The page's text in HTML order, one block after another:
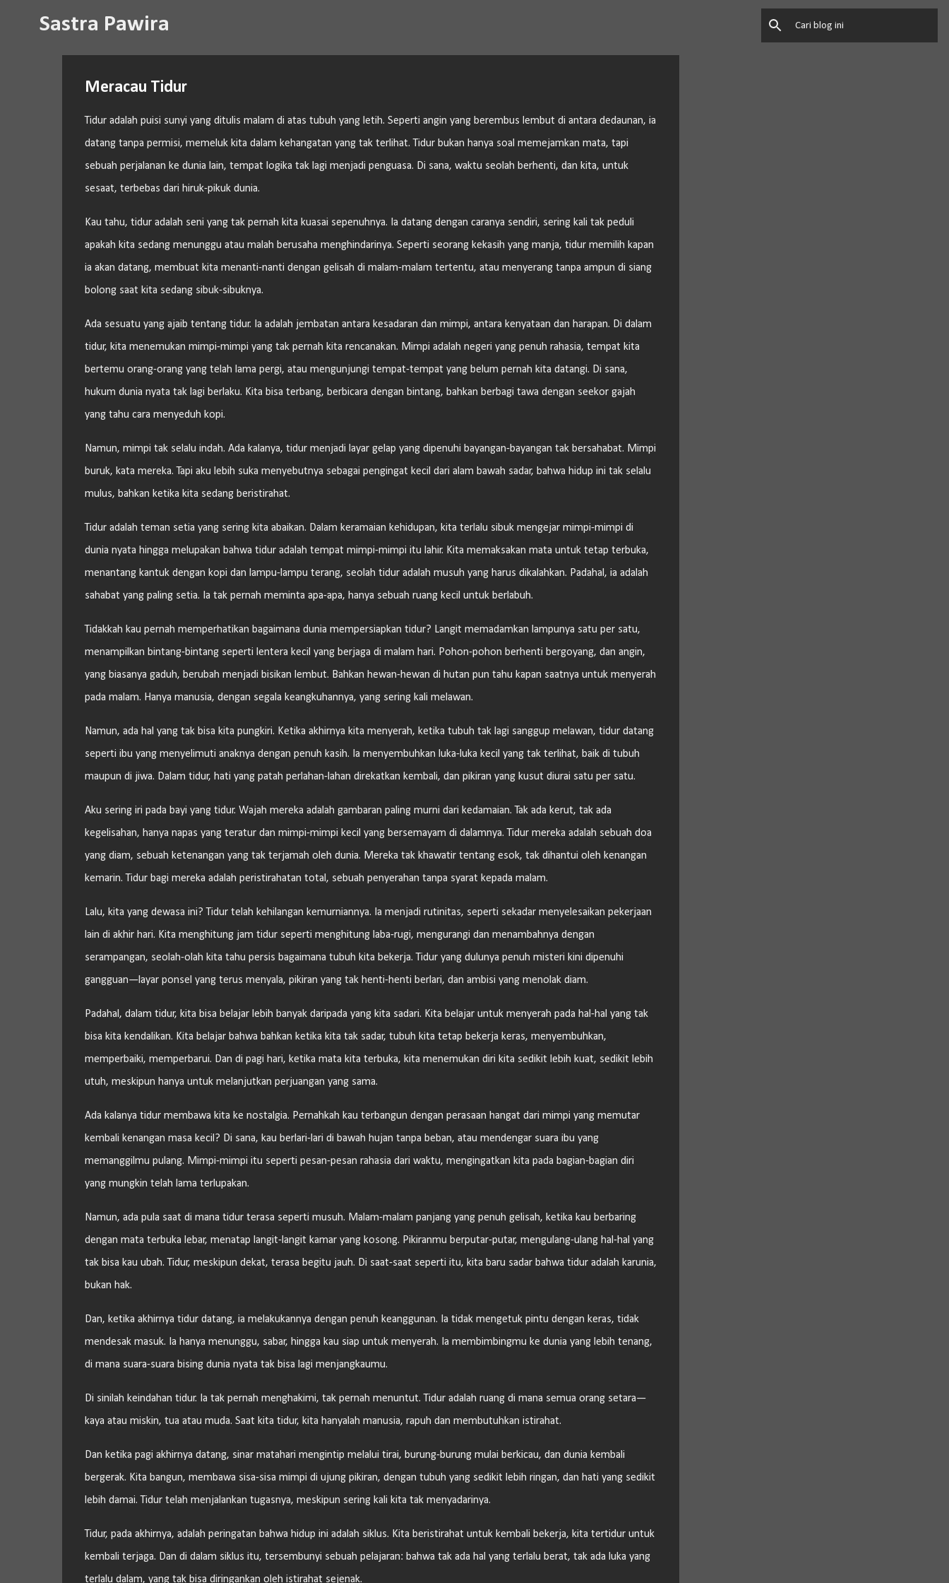
Sastra Pawira
Meracau Tidur
Tidur adalah puisi sunyi yang ditulis malam di atas tubuh yang letih. Seperti angin yang berembus lembut di antara dedaunan, ia
datang tanpa permisi, memeluk kita dalam kehangatan yang tak terlihat. Tidur bukan hanya soal memejamkan mata, tapi
sebuah perjalanan ke dunia lain, tempat logika tak lagi menjadi penguasa. Di sana, waktu seolah berhenti, dan kita, untuk
sesaat, terbebas dari hiruk-pikuk dunia.
Kau tahu, tidur adalah seni yang tak pernah kita kuasai sepenuhnya. Ia datang dengan caranya sendiri, sering kali tak peduli
apakah kita sedang menunggu atau malah berusaha menghindarinya. Seperti seorang kekasih yang manja, tidur memilih kapan
ia akan datang, membuat kita menanti-nanti dengan gelisah di malam-malam tertentu, atau menyerang tanpa ampun di siang
bolong saat kita sedang sibuk-sibuknya.
Ada sesuatu yang ajaib tentang tidur. Ia adalah jembatan antara kesadaran dan mimpi, antara kenyataan dan harapan. Di dalam
tidur, kita menemukan mimpi-mimpi yang tak pernah kita rencanakan. Mimpi adalah negeri yang penuh rahasia, tempat kita
bertemu orang-orang yang telah lama pergi, atau mengunjungi tempat-tempat yang belum pernah kita datangi. Di sana,
hukum dunia nyata tak lagi berlaku. Kita bisa terbang, berbicara dengan bintang, bahkan berbagi tawa dengan seekor gajah
yang tahu cara menyeduh kopi.
Namun, mimpi tak selalu indah. Ada kalanya, tidur menjadi layar gelap yang dipenuhi bayangan-bayangan tak bersahabat. Mimpi
buruk, kata mereka. Tapi aku lebih suka menyebutnya sebagai pengingat kecil dari alam bawah sadar, bahwa hidup ini tak selalu
mulus, bahkan ketika kita sedang beristirahat.
Tidur adalah teman setia yang sering kita abaikan. Dalam keramaian kehidupan, kita terlalu sibuk mengejar mimpi-mimpi di
dunia nyata hingga melupakan bahwa tidur adalah tempat mimpi-mimpi itu lahir. Kita memaksakan mata untuk tetap terbuka,
menantang kantuk dengan kopi dan lampu-lampu terang, seolah tidur adalah musuh yang harus dikalahkan. Padahal, ia adalah
sahabat yang paling setia. Ia tak pernah meminta apa-apa, hanya sebuah ruang kecil untuk berlabuh.
Tidakkah kau pernah memperhatikan bagaimana dunia mempersiapkan tidur? Langit memadamkan lampunya satu per satu,
menampilkan bintang-bintang seperti lentera kecil yang berjaga di malam hari. Pohon-pohon berhenti bergoyang, dan angin,
yang biasanya gaduh, berubah menjadi bisikan lembut. Bahkan hewan-hewan di hutan pun tahu kapan saatnya untuk menyerah
pada malam. Hanya manusia, dengan segala keangkuhannya, yang sering kali melawan.
Namun, ada hal yang tak bisa kita pungkiri. Ketika akhirnya kita menyerah, ketika tubuh tak lagi sanggup melawan, tidur datang
seperti ibu yang menyelimuti anaknya dengan penuh kasih. Ia menyembuhkan luka-luka kecil yang tak terlihat, baik di tubuh
maupun di jiwa. Dalam tidur, hati yang patah perlahan-lahan direkatkan kembali, dan pikiran yang kusut diurai satu per satu.
Aku sering iri pada bayi yang tidur. Wajah mereka adalah gambaran paling murni dari kedamaian. Tak ada kerut, tak ada
kegelisahan, hanya napas yang teratur dan mimpi-mimpi kecil yang bersemayam di dalamnya. Tidur mereka adalah sebuah doa
yang diam, sebuah ketenangan yang tak terjamah oleh dunia. Mereka tak khawatir tentang esok, tak dihantui oleh kenangan
kemarin. Tidur bagi mereka adalah peristirahatan total, sebuah penyerahan tanpa syarat kepada malam.
Lalu, kita yang dewasa ini? Tidur telah kehilangan kemurniannya. Ia menjadi rutinitas, seperti sekadar menyelesaikan pekerjaan
lain di akhir hari. Kita menghitung jam tidur seperti menghitung laba-rugi, mengurangi dan menambahnya dengan
serampangan, seolah-olah kita tahu persis bagaimana tubuh kita bekerja. Tidur yang dulunya penuh misteri kini dipenuhi
gangguan—layar ponsel yang terus menyala, pikiran yang tak henti-henti berlari, dan ambisi yang menolak diam.
Padahal, dalam tidur, kita bisa belajar lebih banyak daripada yang kita sadari. Kita belajar untuk menyerah pada hal-hal yang tak
bisa kita kendalikan. Kita belajar bahwa bahkan ketika kita tak sadar, tubuh kita tetap bekerja keras, menyembuhkan,
memperbaiki, memperbarui. Dan di pagi hari, ketika mata kita terbuka, kita menemukan diri kita sedikit lebih kuat, sedikit lebih
utuh, meskipun hanya untuk melanjutkan perjuangan yang sama.
Ada kalanya tidur membawa kita ke nostalgia. Pernahkah kau terbangun dengan perasaan hangat dari mimpi yang memutar
kembali kenangan masa kecil? Di sana, kau berlari-lari di bawah hujan tanpa beban, atau mendengar suara ibu yang
memanggilmu pulang. Mimpi-mimpi itu seperti pesan-pesan rahasia dari waktu, mengingatkan kita pada bagian-bagian diri
yang mungkin telah lama terlupakan.
Namun, ada pula saat di mana tidur terasa seperti musuh. Malam-malam panjang yang penuh gelisah, ketika kau berbaring
dengan mata terbuka lebar, menatap langit-langit kamar yang kosong. Pikiranmu berputar-putar, mengulang-ulang hal-hal yang
tak bisa kau ubah. Tidur, meskipun dekat, terasa begitu jauh. Di saat-saat seperti itu, kita baru sadar bahwa tidur adalah karunia,
bukan hak.
Dan, ketika akhirnya tidur datang, ia melakukannya dengan penuh keanggunan. Ia tidak mengetuk pintu dengan keras, tidak
mendesak masuk. Ia hanya menunggu, sabar, hingga kau siap untuk menyerah. Ia membimbingmu ke dunia yang lebih tenang,
di mana suara-suara bising dunia nyata tak bisa lagi menjangkaumu.
Di sinilah keindahan tidur. Ia tak pernah menghakimi, tak pernah menuntut. Tidur adalah ruang di mana semua orang setara—
kaya atau miskin, tua atau muda. Saat kita tidur, kita hanyalah manusia, rapuh dan membutuhkan istirahat.
Dan ketika pagi akhirnya datang, sinar matahari mengintip melalui tirai, burung-burung mulai berkicau, dan dunia kembali
bergerak. Kita bangun, membawa sisa-sisa mimpi di ujung pikiran, dengan tubuh yang sedikit lebih ringan, dan hati yang sedikit
lebih damai. Tidur telah menjalankan tugasnya, meskipun sering kali kita tak menyadarinya.
Tidur, pada akhirnya, adalah peringatan bahwa hidup ini adalah siklus. Kita beristirahat untuk kembali bekerja, kita tertidur untuk
kembali terjaga. Dan di dalam siklus itu, tersembunyi sebuah pelajaran: bahwa tak ada hal yang terlalu berat, tak ada luka yang
terlalu dalam, yang tak bisa diringankan oleh istirahat sejenak.